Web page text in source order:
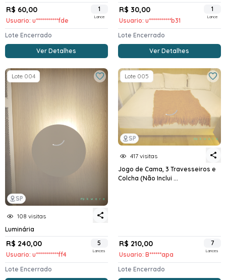
R$ 60,00
Usuario: u***********fde
1
Lance
Lote Encerrado
Ver Detalhes
R$ 30,00
Usuario: u***********b31
1
Lance
Lote Encerrado
Ver Detalhes
SP
Lote 004
108 visitas
Luminária
R$ 240,00
Usuario: u***********ff4
5
Lances
Lote Encerrado
SP
Lote 005
417 visitas
Jogo de Cama, 3 Travesseiros e
Colcha (Não Inclui ...
R$ 210,00
Usuario: B******apa
7
Lances
Lote Encerrado